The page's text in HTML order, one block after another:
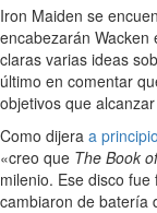
Iron Maiden se
encabezarán
claras varias ideas
último en comentar
objetivos que
Como dijera a
«creo que The Book
milenio. Ese disco
cambiaron de batería